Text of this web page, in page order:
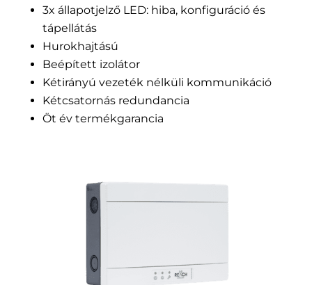
3x állapotjelző LED: hiba, konfiguráció és
tápellátás
Hurokhajtású
Beépített izolátor
Kétirányú vezeték nélküli kommunikáció
Kétcsatornás redundancia
Öt év termékgarancia